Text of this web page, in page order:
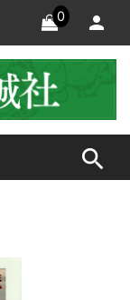
0
search